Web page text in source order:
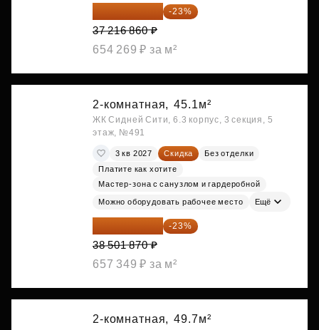
28 656 982 ₽ -23%
37 216 860 ₽
654 269 ₽ за м²
2-комнатная, 45.1м²
ЖК Сидней Сити, 6.3 корпус, 3 секция, 5
этаж, №491
3 кв 2027 Скидка
Без отделки
Платите как хотите
Мастер-зона с санузлом и гардеробной
Можно оборудовать рабочее место Ещё
29 646 440 ₽ -23%
38 501 870 ₽
657 349 ₽ за м²
2-комнатная, 49.7м²